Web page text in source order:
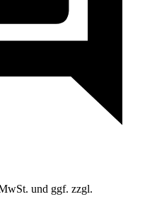
und ggf. zzgl.